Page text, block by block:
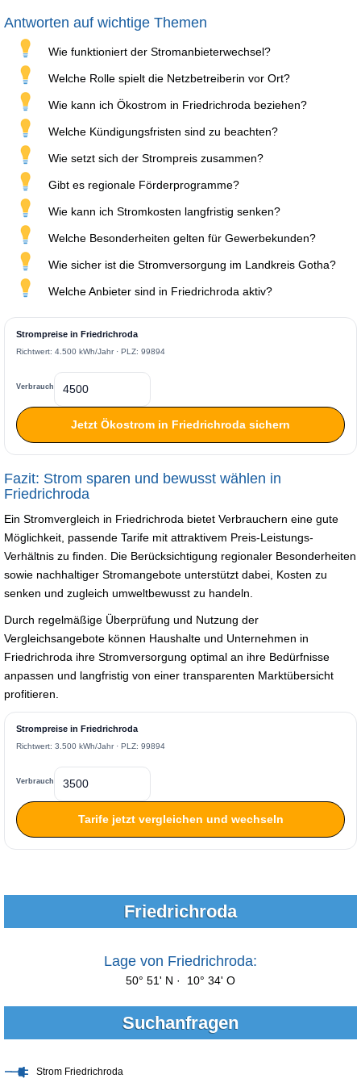
Antworten auf wichtige Themen
Wie funktioniert der Stromanbieterwechsel?
Welche Rolle spielt die Netzbetreiberin vor Ort?
Wie kann ich Ökostrom in Friedrichroda beziehen?
Welche Kündigungsfristen sind zu beachten?
Wie setzt sich der Strompreis zusammen?
Gibt es regionale Förderprogramme?
Wie kann ich Stromkosten langfristig senken?
Welche Besonderheiten gelten für Gewerbekunden?
Wie sicher ist die Stromversorgung im Landkreis Gotha?
Welche Anbieter sind in Friedrichroda aktiv?
Strompreise in Friedrichroda
Richtwert: 4.500 kWh/Jahr · PLZ: 99894
Verbrauch
Jetzt Ökostrom in Friedrichroda sichern
Fazit: Strom sparen und bewusst wählen in
Friedrichroda
Ein Stromvergleich in Friedrichroda bietet Verbrauchern eine gute
Möglichkeit, passende Tarife mit attraktivem Preis-Leistungs-
Verhältnis zu finden. Die Berücksichtigung regionaler Besonderheiten
sowie nachhaltiger Stromangebote unterstützt dabei, Kosten zu
senken und zugleich umweltbewusst zu handeln.
Durch regelmäßige Überprüfung und Nutzung der
Vergleichsangebote können Haushalte und Unternehmen in
Friedrichroda ihre Stromversorgung optimal an ihre Bedürfnisse
anpassen und langfristig von einer transparenten Marktübersicht
profitieren.
Strompreise in Friedrichroda
Richtwert: 3.500 kWh/Jahr · PLZ: 99894
Verbrauch
Tarife jetzt vergleichen und wechseln
Friedrichroda
Lage von Friedrichroda:
50° 51' N · 10° 34' O
Suchanfragen
Strom Friedrichroda